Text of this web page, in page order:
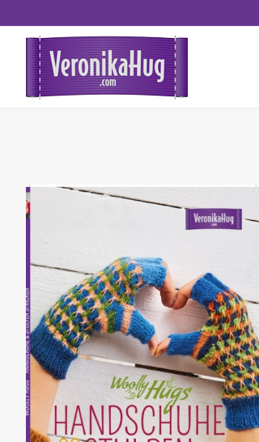
Inhalt
springen